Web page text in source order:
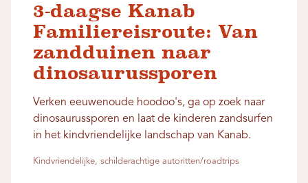
3-daagse Kanab
Familiereisroute: Van
zandduinen naar
dinosaurussporen
Verken eeuwenoude hoodoo's, ga op zoek naar
dinosaurussporen en laat de kinderen zandsurfen
in het kindvriendelijke landschap van Kanab.
Kindvriendelijke, schilderachtige autoritten/roadtrips